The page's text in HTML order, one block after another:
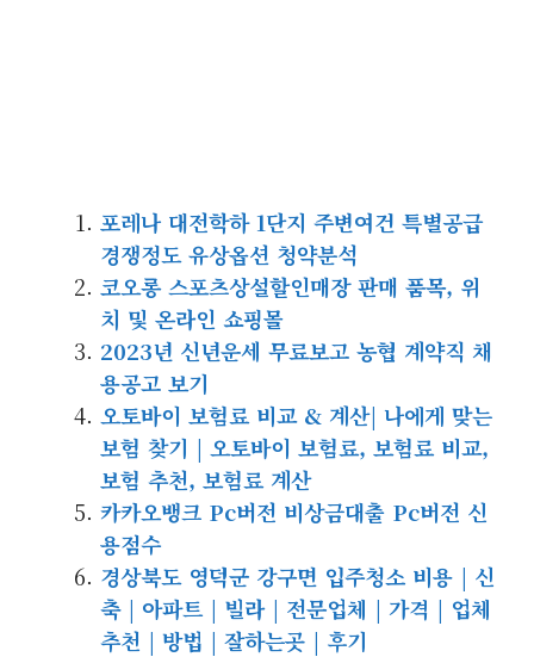
포레나 대전학하 1단지 주변여건 특별공급
경쟁정도 유상옵션 청약분석
코오롱 스포츠상설할인매장 판매 품목, 위
치 및 온라인 쇼핑몰
2023년 신년운세 무료보고 농협 계약직 채
용공고 보기
오토바이 보험료 비교 & 계산| 나에게 맞는
보험 찾기 | 오토바이 보험료, 보험료 비교,
보험 추천, 보험료 계산
카카오뱅크 Pc버전 비상금대출 Pc버전 신
용점수
경상북도 영덕군 강구면 입주청소 비용 | 신
축 | 아파트 | 빌라 | 전문업체 | 가격 | 업체
추천 | 방법 | 잘하는곳 | 후기